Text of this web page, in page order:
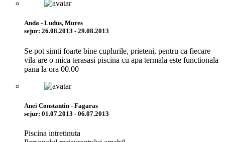
Anda - Ludus, Mures
sejur: 26.08.2013 - 29.08.2013
Se pot simti foarte bine cuplurile, prieteni, pentru ca fiecare
vila are o mica terasasi piscina cu apa termala este functionala
pana la ora 00.00
Anei Constantin - Fagaras
sejur: 01.07.2013 - 06.07.2013
Piscina intretinuta